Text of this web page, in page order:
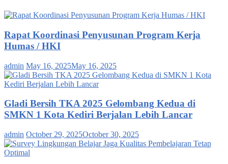
Rapat Koordinasi Penyusunan Program Kerja
Humas / HKI
admin May 16, 2025May 16, 2025
Gladi Bersih TKA 2025 Gelombang Kedua di
SMKN 1 Kota Kediri Berjalan Lebih Lancar
admin October 29, 2025October 30, 2025